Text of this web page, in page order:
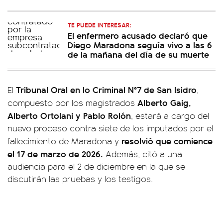
TE PUEDE INTERESAR:
El enfermero acusado declaró que
Diego Maradona seguía vivo a las 6
de la mañana del día de su muerte
El Tribunal Oral en lo Criminal N°7 de San Isidro,
compuesto por los magistrados Alberto Gaig,
Alberto Ortolani y Pablo Rolón, estará a cargo del
nuevo proceso contra siete de los imputados por el
fallecimiento de Maradona y resolvió que comience
el 17 de marzo de 2026. Además, citó a una
audiencia para el 2 de diciembre en la que se
discutirán las pruebas y los testigos.